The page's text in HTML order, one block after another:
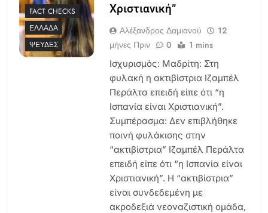
FACT CHECKS
ΕΛΛΆΔΑ
ΨΕΥΔΈΣ
Χριστιανική”
Αλέξανδρος Δαμιανού
12
μήνες Πριν
0 1 mins
Ισχυρισμός: Μαδρίτη: Στη
φυλακή η ακτιβίστρια Ιζαμπέλ
Περάλτα επειδή είπε ότι “η
Ισπανία είναι Χριστιανική”.
Συμπέρασμα: Δεν επιβλήθηκε
ποινή φυλάκισης στην
“ακτιβίστρια” Ιζαμπέλ Περάλτα
επειδή είπε ότι “η Ισπανία είναι
Χριστιανική”. Η “ακτιβίστρια”
είναι συνδεδεμένη με
ακροδεξιά νεοναζιστική ομάδα,